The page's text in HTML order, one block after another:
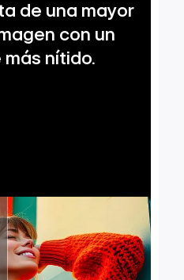
de una mayor
con un
nítido.